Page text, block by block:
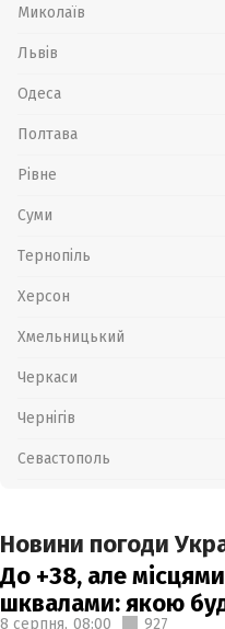
Миколаїв
Львів
Одеса
Полтава
Рівне
Суми
Тернопіль
Херсон
Хмельницький
Черкаси
Чернігів
Севастополь
Новини погоди
До +38, але
шквалами: якою
8 серпня, 08:00 927